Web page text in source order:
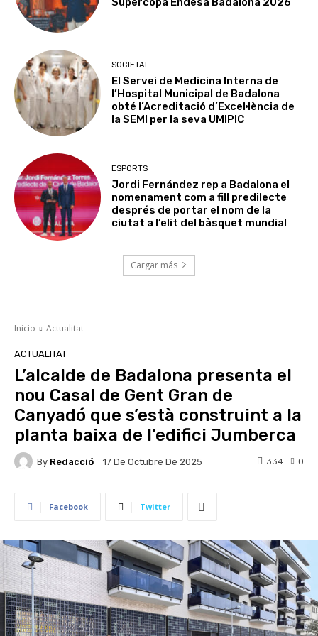
SOCIETAT
El Servei de Medicina Interna de
l’Hospital Municipal de Badalona
obté l’Acreditació d’Excel·lència de
la SEMI per la seva UMIPIC
ESPORTS
Jordi Fernández rep a Badalona el
nomenament com a fill predilecte
després de portar el nom de la
ciutat a l’elit del bàsquet mundial
Cargar más